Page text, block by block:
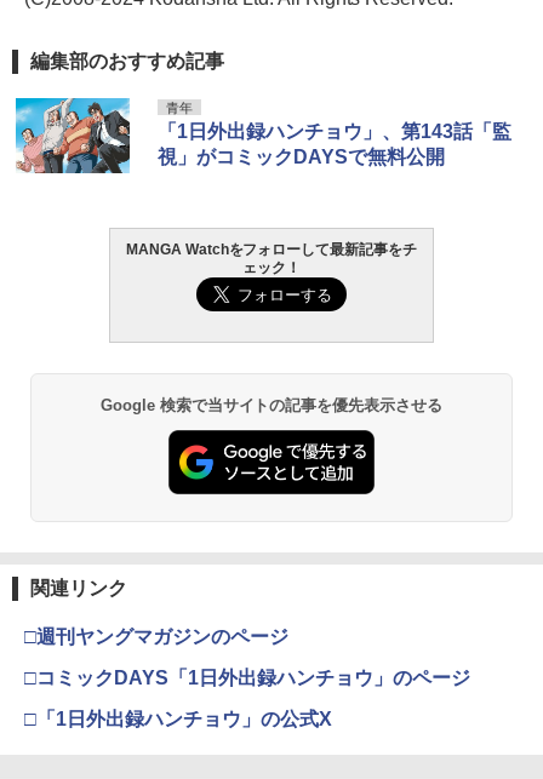
編集部のおすすめ記事
青年
「1日外出録ハンチョウ」、第143話「監
視」がコミックDAYSで無料公開
MANGA Watchをフォローして最新記事をチ
ェック！
Google 検索で当サイトの記事を優先表示させる
関連リンク
□週刊ヤングマガジンのページ
□コミックDAYS「1日外出録ハンチョウ」のページ
□「1日外出録ハンチョウ」の公式X